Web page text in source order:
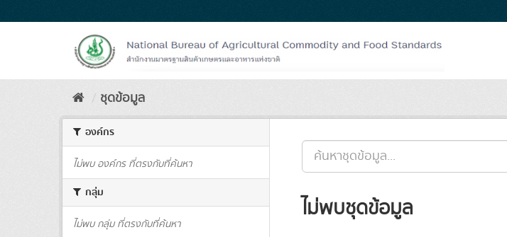
to
ชุดข้อมูล
องค์กร
ไม่พบ องค์กร ที่ตรงกับที่ค้นหา
กลุ่ม
ไม่พบ กลุ่ม ที่ตรงกับที่ค้นหา
ไม่พบชุดข้อมูล